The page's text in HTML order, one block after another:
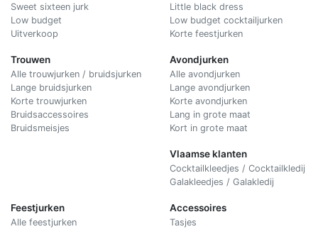
Sweet sixteen jurk
Low budget
Uitverkoop
Trouwen
Alle trouwjurken / bruidsjurken
Lange bruidsjurken
Korte trouwjurken
Bruidsaccessoires
Bruidsmeisjes
Little black dress
Low budget cocktailjurken
Korte feestjurken
Avondjurken
Alle avondjurken
Lange avondjurken
Korte avondjurken
Lang in grote maat
Kort in grote maat
Vlaamse klanten
Cocktailkleedjes / Cocktailkledij
Galakleedjes / Galakledij
Feestjurken
Alle feestjurken
Accessoires
Tasjes